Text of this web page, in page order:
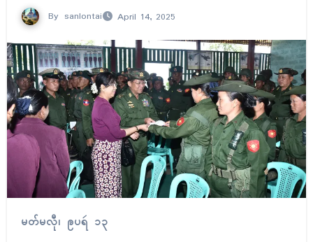
By sanlontai April 14, 2025
မတ်မလီု၊ ဨပရဴ ၁၃